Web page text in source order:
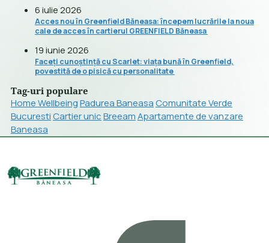
6 iulie 2026
Acces nou în Greenfield Băneasa: începem lucrările la noua
cale de acces în cartierul GREENFIELD Băneasa
19 iunie 2026
Faceți cunoștință cu Scarlet: viața bună în Greenfield,
povestită de o pisică cu personalitate
Tag-uri populare
Home WellbeingPadurea BaneasaComunitate Verde
BucurestiCartier unicBreeamApartamente de vanzare
Baneasa